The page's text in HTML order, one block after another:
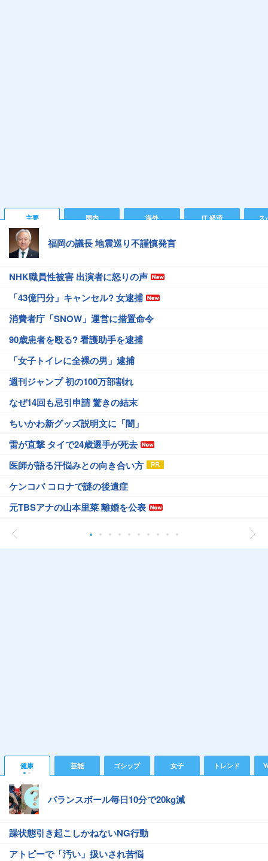
主要 国内 海外 IT 経済 ス
福岡の議長 地震巡り不謹慎発言
NHK職員性被害 出演者に怒りの声
「43億円分」キャンセル? 女逮捕
消費者庁「SNOW」運営に措置命令
90歳患者を殴る? 看護助手を逮捕
「女子トイレに全裸の男」逮捕
週刊ジャンプ 初の100万部割れ
なぜ14回も忌引申請 驚きの結末
ちいかわ新グッズ説明文に「闇」
雷が直撃 タイで24歳選手が死去
医師が語る汗悩みとの向き合い方
ケンコバ コロナで謎の後遺症
元TBSアナの山本里菜 離婚を公表
健康 芸能 ゴシップ 女子 トレンド
バランスボール毎日10分で20kg減
躁状態引き起こしかねないNG行動
アトピーで「汚い」扱いされ苦悩